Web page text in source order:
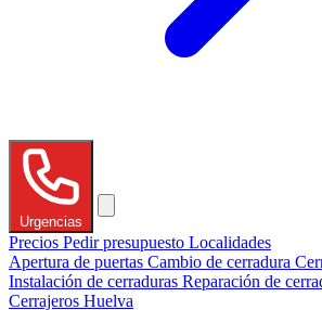
Urgencias
Precios Pedir presupuesto Localidades
Apertura de puertas Cambio de cerradura
Instalación de cerraduras Reparación de
Cerrajeros Huelva